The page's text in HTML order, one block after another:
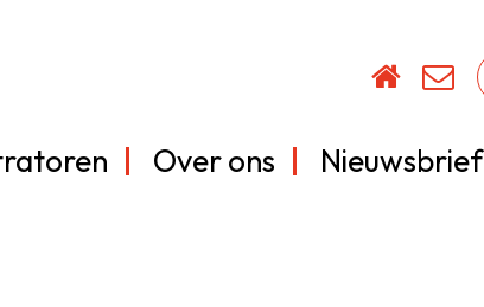
Over ons Nieuwsbrief